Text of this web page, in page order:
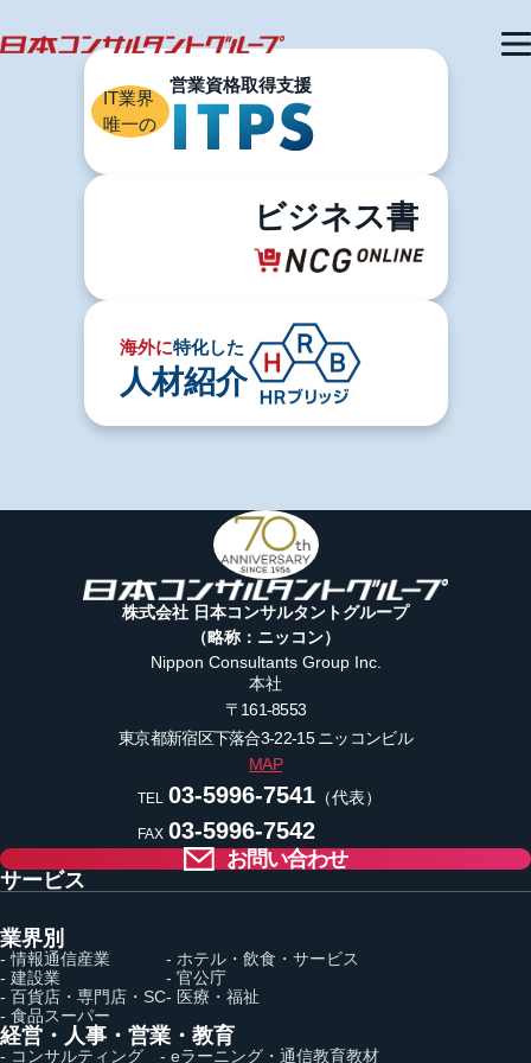
IT業界
唯一の
ビジネス書
海外に特化した
人材紹介
株式会社 日本コンサルタントグループ
（略称：ニッコン）
Nippon Consultants Group Inc.
本社
〒161-8553
東京都新宿区下落合3-22-15ニッコンビル
MAP
TEL 03-5996-7541（代表）
FAX 03-5996-7542
お問い合わせ
サービス
業界別
- 情報通信産業
- 建設業
- 百貨店・専門店・SC
- 食品スーパー
- ホテル・飲食・サービス
- 官公庁
- 医療・福祉
経営・人事・営業・教育
- コンサルティング - eラーニング・通信教育教材